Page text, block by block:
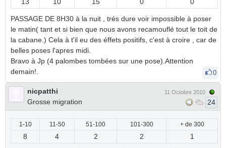
PASSAGE DE 8H30 à la nuit , trés dure voir impossible à poser
le matin( tant et si bien que nous avons recamouflé tout le toit de
la cabane.) Cela à t'il eu des éffets positifs, c'est à croire , car de
belles poses l'apres midi.
Bravo à Jp (4 palombes tombées sur une pose).Attention
demain!.
0
nicpatthi
Grosse migration
11 Octobre 2010
24
1-10 11-50 51-100 101-300 + de 300
8 4 2 2 1